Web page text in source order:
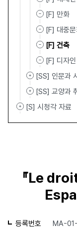
[F] 만화
[F] 대중
[F] 건축
[F] 디자인
[SS] 인문과
[SS] 교양과
[S] 시청각 자료
『Le
등록번호 MA-